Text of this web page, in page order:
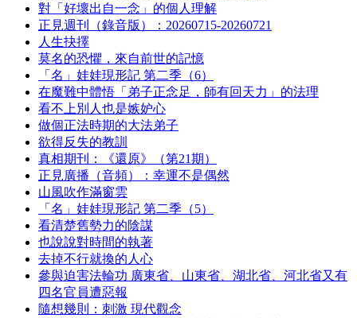
對「好壞出自一念」的個人理解
正見週刊（錄音版）：20260715-20260721
人生抉擇
莫名的恐懼，來自前世的記憶
「名」娃娃現形記 第二季（6）
在魔難中體悟「弟子正念足，師有回天力」的法理
看不上別人也是嫉妒心
做個正法時期的大法弟子
欲得反失的教訓
真相期刊：《還原》（第21期）
正見廣播（音頻）：幸運不是偶然
山風吹作滿窗雲
「名」娃娃現形記 第二季（5）
看清楚舊勢力的陰謀
也說說對時間的執著
去掉不行就換的人心
參與迫害法輪功 廣東省、山東省、湖北省、河北省又有
四名官員遭惡報
隨想幾則：刺激 現代觀念